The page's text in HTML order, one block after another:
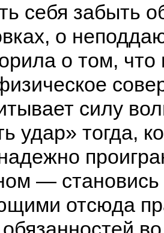
себя забыть
о
о том, что
силу
удар» тогда,
—
отсюда